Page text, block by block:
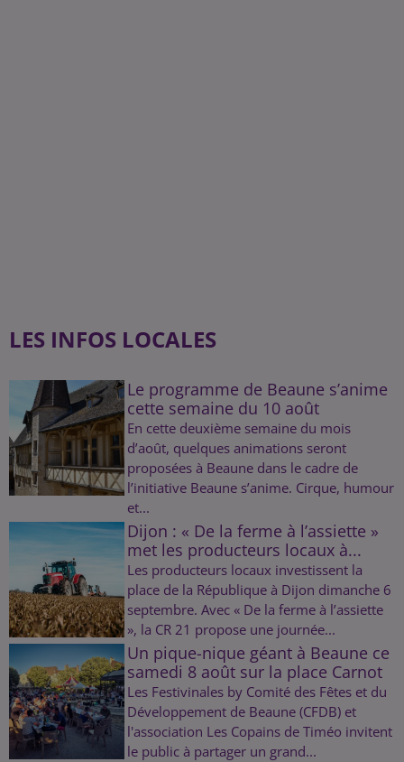
LES INFOS LOCALES
Le programme de Beaune s’anime
cette semaine du 10 août
En cette deuxième semaine du mois
d’août, quelques animations seront
proposées à Beaune dans le cadre de
l’initiative Beaune s’anime. Cirque, humour
et...
Dijon : « De la ferme à l’assiette »
met les producteurs locaux à...
Les producteurs locaux investissent la
place de la République à Dijon dimanche 6
septembre. Avec « De la ferme à l’assiette
», la CR 21 propose une journée...
Un pique-nique géant à Beaune ce
samedi 8 août sur la place Carnot
Les Festivinales by Comité des Fêtes et du
Développement de Beaune (CFDB) et
l'association Les Copains de Timéo invitent
le public à partager un grand...